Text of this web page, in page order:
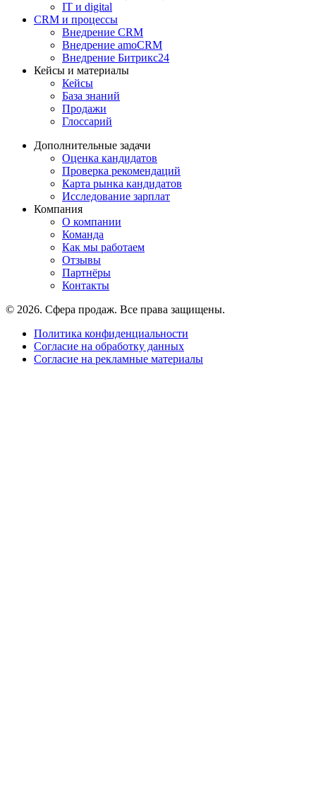
IT и digital
CRM и процессы
Внедрение CRM
Внедрение amoCRM
Внедрение Битрикс24
Кейсы и материалы
Кейсы
База знаний
Продажи
Глоссарий
Дополнительные задачи
Оценка кандидатов
Проверка рекомендаций
Карта рынка кандидатов
Исследование зарплат
Компания
О компании
Команда
Как мы работаем
Отзывы
Партнёры
Контакты
© 2026. Сфера продаж. Все права защищены.
Политика конфиденциальности
Согласие на обработку данных
Согласие на рекламные материалы